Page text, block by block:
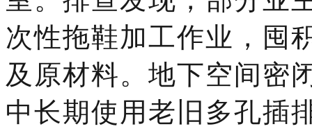
次性拖鞋加工作业，囤
及原材料。 地下空间密
中长期使用老旧多孔插